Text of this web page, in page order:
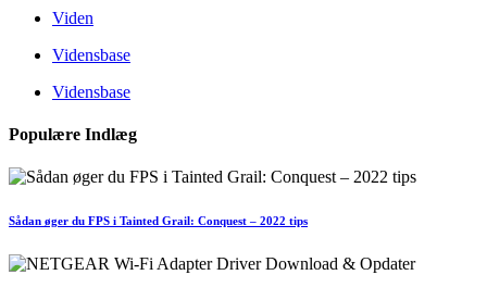
Viden
Vidensbase
Vidensbase
Populære Indlæg
Sådan øger du FPS i Tainted Grail: Conquest – 2022 tips